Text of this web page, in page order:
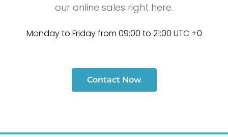
our online sales right here.
Monday to Friday from 09:00 to 21:00 UTC +0
Contact Now